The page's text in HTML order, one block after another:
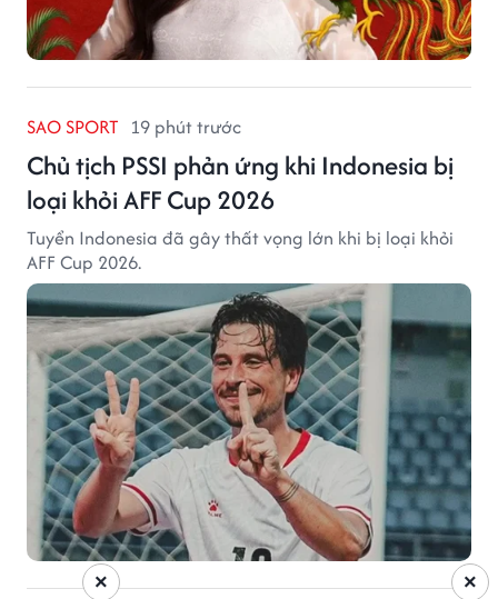
SAO SPORT 19 phút trước
Chủ tịch PSSI phản ứng khi Indonesia bị
loại khỏi AFF Cup 2026
Tuyển Indonesia đã gây thất vọng lớn khi bị loại khỏi
AFF Cup 2026.
×
×